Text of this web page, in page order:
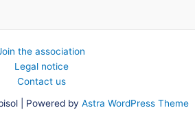
the association
Legal notice
Contact us
| Powered by Astra WordPress Theme